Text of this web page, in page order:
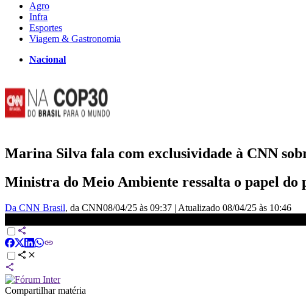
Agro
Infra
Esportes
Viagem & Gastronomia
Nacional
Marina Silva fala com exclusividade à CNN
Ministra do Meio Ambiente ressalta o papel do
Da CNN Brasil, da CNN08/04/25 às 09:37 | Atualizado 08/04/25 às 10:46
Compartilhar matéria